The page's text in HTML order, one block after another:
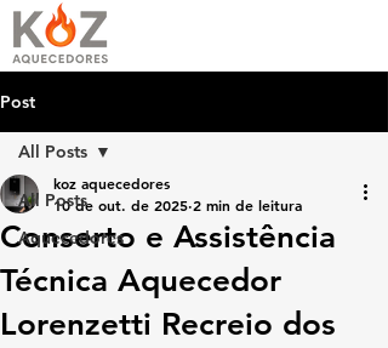
Post
All Posts
Aquecedores
All Posts
Conserto e Assistência
Técnica Aquecedor
Lorenzetti Recreio dos
koz aquecedores
10 de out. de 2025 2 min de leitura